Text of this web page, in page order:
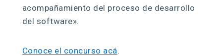
acompañamiento del proceso de desarrollo
del software».
Conoce el concurso acá.